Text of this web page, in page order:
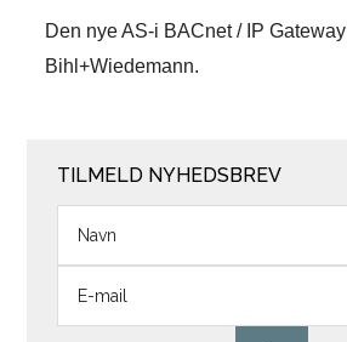
Den nye AS-i BACnet / IP Gateway
Bihl+Wiedemann.
TILMELD NYHEDSBREV